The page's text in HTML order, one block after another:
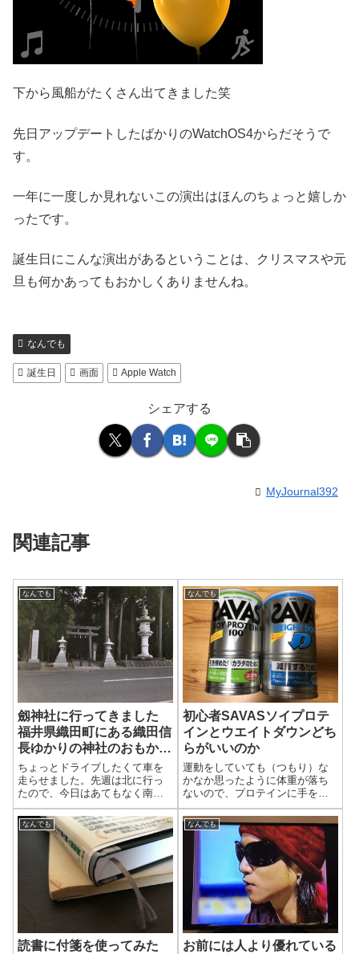
下から風船がたくさん出てきました笑
先日アップデートしたばかりのWatchOS4からだそうで
す。
一年に一度しか見れないこの演出はほんのちょっと嬉しか
ったです。
誕生日にこんな演出があるということは、クリスマスや元
旦も何かあってもおかしくありませんね。
なんでも
誕生日 画面 Apple Watch
シェアする
MyJournal392
関連記事
なんでも
劔神社に行ってきました
福井県織田町にある織田信
長ゆかりの神社のおもかる
石
ちょっとドライブしたくて車を
走らせました。先週は北に行っ
たので、今日はあてもなく南に
向かいました。
なんでも
初心者SAVASソイプロテ
インとウエイトダウンどち
らがいいのか
運動をしていても（つもり）な
かなか思ったように体重が落ち
ないので、プロテインに手を出
してみました。
なんでも
読書に付箋を使ってみた
なんでも
お前には人より優れている